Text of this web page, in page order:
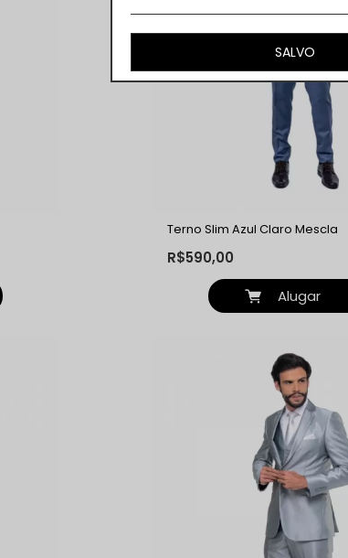
Terno Slim Azul Claro Mescla
R$590,00
Alugar